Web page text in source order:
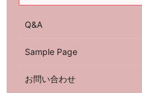
Q&A
Sample Page
お問い合わせ